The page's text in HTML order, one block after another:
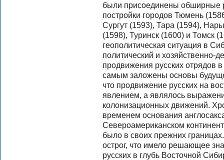
были присоединены обширные
постройки городов Тюмень
Сургут (1593), Тара (1594),
(1598), Туринск (1600) и Томск
геополитическая ситуация в
политический и хозяйственно-
продвижения русских отрядов
самым заложены основы
что продвижение русских на
явлением, а являлось
колонизационных движений.
временем основания
Североамериканском
было в своих прежних
острог, что имело решающее
русских в глубь Восточной